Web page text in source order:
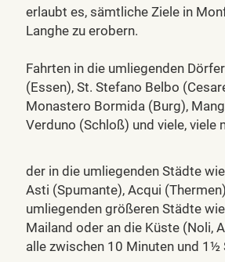
erlaubt es, sämtliche Ziele in
Langhe zu erobern.
Fahrten in die umliegenden
(Essen), St. Stefano Belbo
Monastero Bormida (Burg),
Verduno (Schloß) und viele, viele
der in die umliegenden Städte
Asti (Spumante), Acqui
umliegenden größeren Städte wie
Mailand oder an die Küste (Noli,
alle zwischen 10 Minuten und 1½